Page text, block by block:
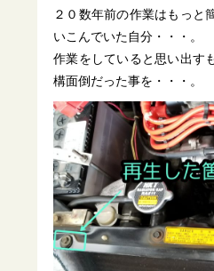
２０数年前の作業はもっと
いこんでいた自分・・・。
作業をしていると思い出す
構面倒だった事を・・・。